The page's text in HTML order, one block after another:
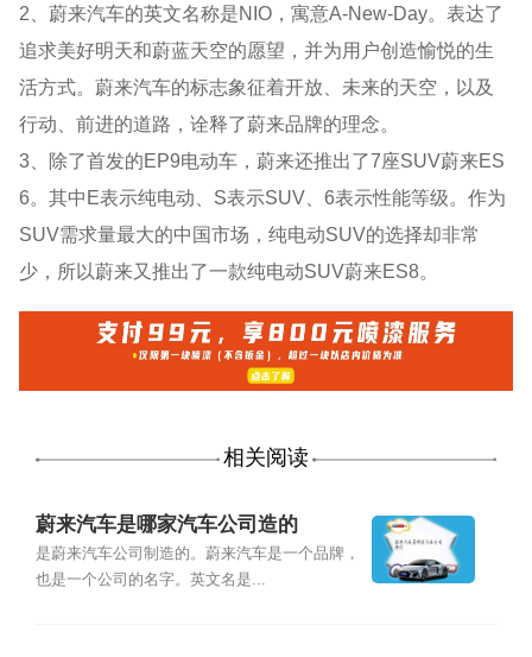
2、蔚来汽车的英文名称是NIO，寓意A-New-Day。表达了
追求美好明天和蔚蓝天空的愿望，并为用户创造愉悦的生
活方式。蔚来汽车的标志象征着开放、未来的天空，以及
行动、前进的道路，诠释了蔚来品牌的理念。
3、除了首发的EP9电动车，蔚来还推出了7座SUV蔚来ES
6。其中E表示纯电动、S表示SUV、6表示性能等级。作为
SUV需求量最大的中国市场，纯电动SUV的选择却非常
少，所以蔚来又推出了一款纯电动SUV蔚来ES8。
相关阅读
蔚来汽车是哪家汽车公司造的
是蔚来汽车公司制造的。蔚来汽车是一个品牌，
也是一个公司的名字。英文名是...